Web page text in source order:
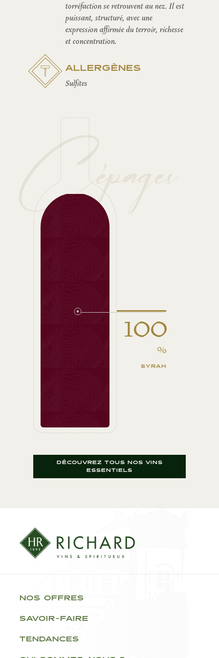
torréfaction se retrouvent au nez. Il est
puissant, structuré, avec une
expression affirmée du terroir, richesse
et concentration.
ALLERGÈNES
Sulfites
Cépages
100
%
SYRAH
DÉCOUVREZ TOUS NOS VINS
ESSENTIELS
NOS OFFRES
SAVOIR-FAIRE
TENDANCES